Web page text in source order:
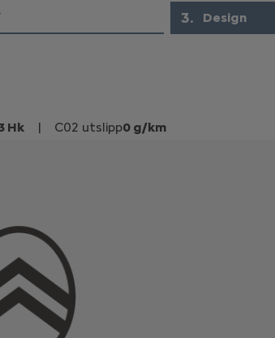
3. Design
Hk | C02 utslipp0 g/km